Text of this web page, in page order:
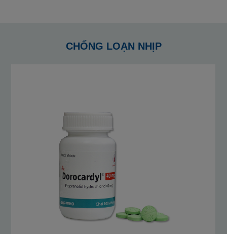
CHỐNG LOẠN NHỊP